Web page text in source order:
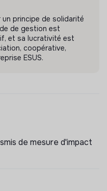
principe de solidarité
de gestion est
et sa lucrativité est
coopérative,
ESUS.
de mesure d'impact